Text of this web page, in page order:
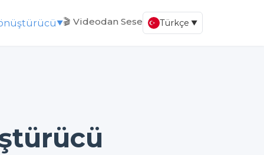
▼🎬 Videodan Sese Türkçe ▼